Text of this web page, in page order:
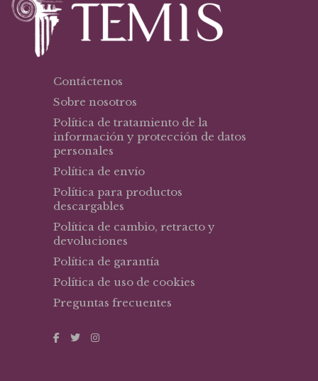
Contáctenos
Sobre nosotros
Política de tratamiento de la
información y protección de datos
personales
Política de envío
Política para productos
descargables
Política de cambio, retracto y
devoluciones
Política de garantía
Política de uso de cookies
Preguntas frecuentes